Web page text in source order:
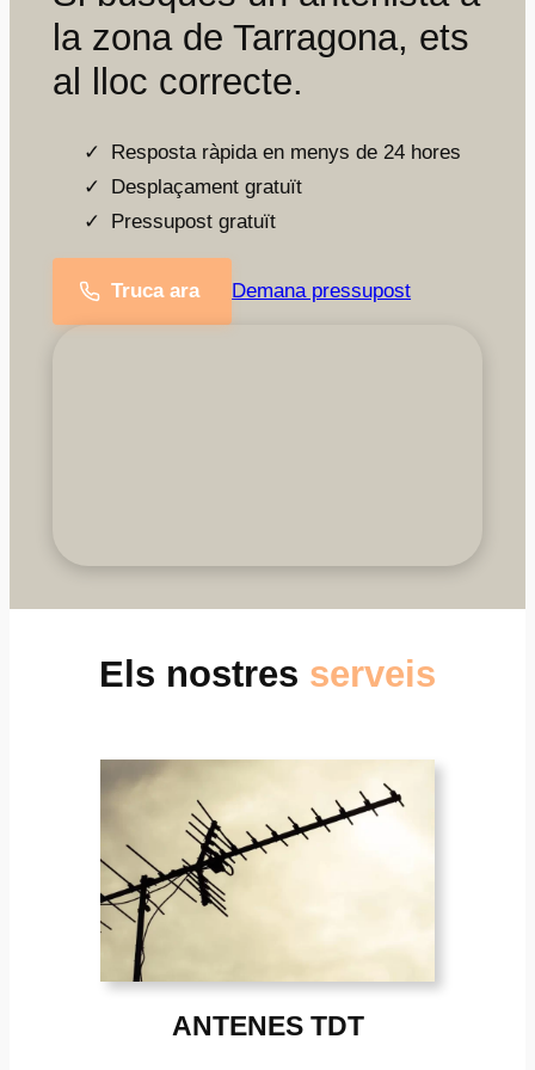
la zona de Tarragona, ets
al lloc correcte.
Resposta ràpida en menys de 24 hores
Desplaçament gratuït
Pressupost gratuït
Truca ara Demana pressupost
Els nostres serveis
ANTENES TDT